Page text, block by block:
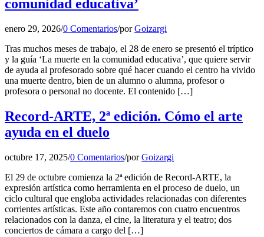
comunidad educativa’
enero 29, 2026/0 Comentarios/porGoizargi
Tras muchos meses de trabajo, el 28 de enero se presentó el tríptico
y la guía ‘La muerte en la comunidad educativa’, que quiere servir
de ayuda al profesorado sobre qué hacer cuando el centro ha vivido
una muerte dentro, bien de un alumno o alumna, profesor o
profesora o personal no docente. El contenido […]
Record-ARTE, 2ª edición. Cómo el arte
ayuda en el duelo
octubre 17, 2025/0 Comentarios/porGoizargi
El 29 de octubre comienza la 2ª edición de Record-ARTE, la
expresión artística como herramienta en el proceso de duelo, un
ciclo cultural que engloba actividades relacionadas con diferentes
corrientes artísticas. Este año contaremos con cuatro encuentros
relacionados con la danza, el cine, la literatura y el teatro; dos
conciertos de cámara a cargo del […]